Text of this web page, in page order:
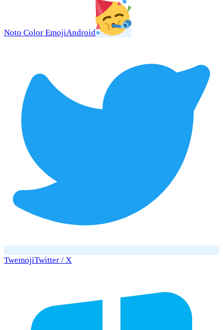
Noto Color EmojiAndroid
TwemojiTwitter / X